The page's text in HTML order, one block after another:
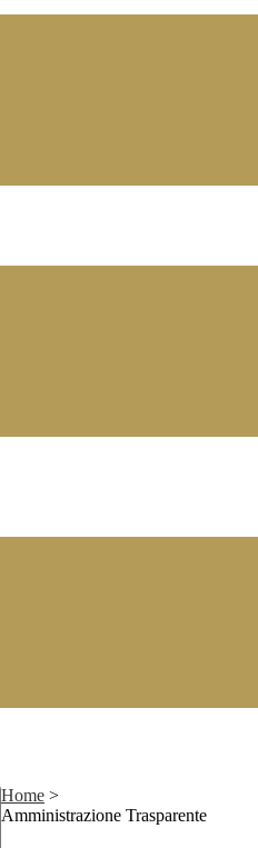
Home >
Amministrazione Trasparente